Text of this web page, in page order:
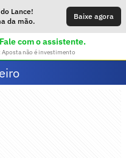
Lance!
da mão.
Baixe agora
Fale com o assistente.
não é investimento